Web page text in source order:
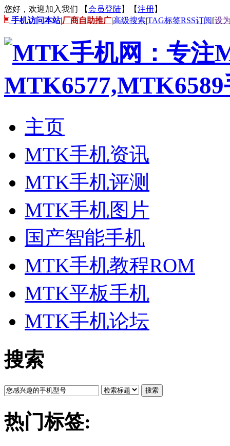
您好，欢迎加入我们 【会员登陆】【注册】
手机访问本站|厂商自助推广|高级搜索|TAG标签RSS订阅[设
主页
MTK手机资讯
MTK手机评测
MTK手机图片
国产智能手机
MTK手机教程ROM
MTK平板手机
MTK手机论坛
搜索
搜索
热门标签: